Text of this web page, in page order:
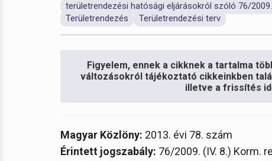
területrendezési hatósági eljárásokról szóló 76/
Területrendezés
Területrendezési terv
Figyelem, ennek a cikknek a tartalma
változásokról tájékoztató cikkeinkben
illetve a frissítés
Magyar Közlöny: 2013. évi 78. szám
Érintett jogszabály: 76/2009. (IV. 8.) Korm.